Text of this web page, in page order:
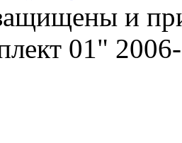
и
01" 2006-